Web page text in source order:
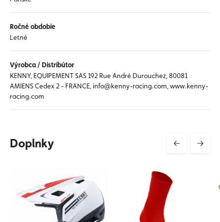
Ročné obdobie
Letné
Výrobca / Distribútor
KENNY, EQUIPEMENT SAS 192 Rue André Durouchez, 80081
AMIENS Cedex 2 - FRANCE, info@kenny-racing.com, www.kenny-
racing.com
Doplnky